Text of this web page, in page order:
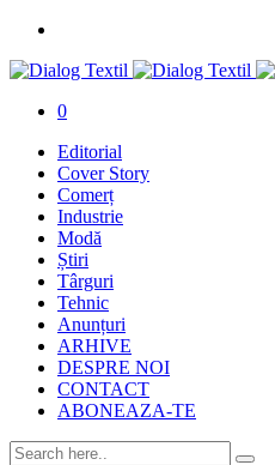
0
Editorial
Cover Story
Comerț
Industrie
Modă
Știri
Târguri
Tehnic
Anunțuri
ARHIVE
DESPRE NOI
CONTACT
ABONEAZA-TE